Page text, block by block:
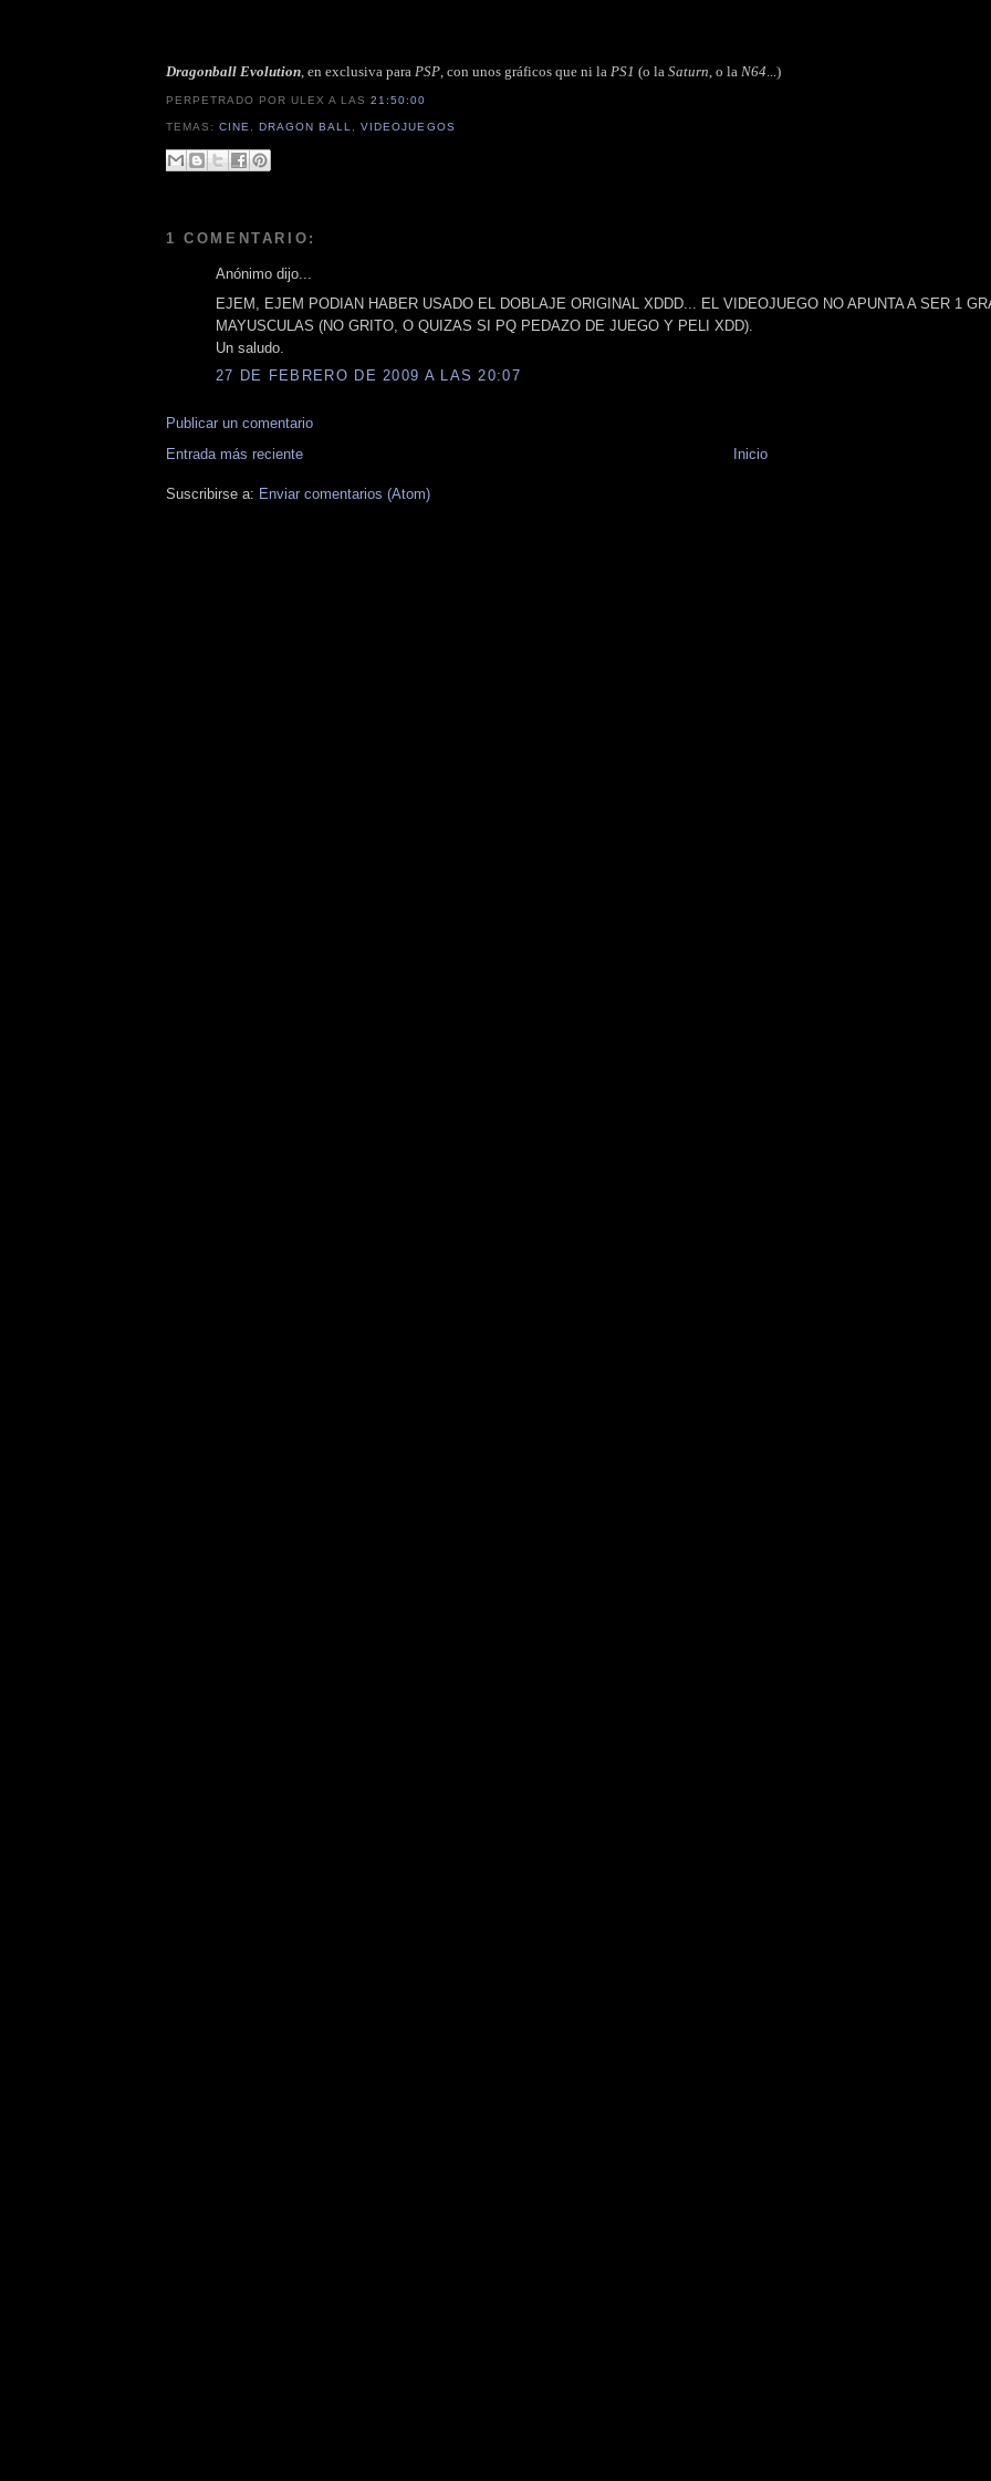
Dragonball Evolution, en exclusiva para PSP, con unos gráficos que ni la PS1 (o la Saturn, o la N64...)
PERPETRADO POR ULEXA LAS21:50:00
TEMAS:CINE ,DRAGON BALL ,VIDEOJUEGOS
1 COMENTARIO:
Anónimo dijo...
EJEM, EJEM PODIAN HABER USADO EL DOBLAJE ORIGINAL XDDD... EL VIDEOJUEGO NO APUNTA A SER 1
MAYUSCULAS (NO GRITO, O QUIZAS SI PQ PEDAZO DE JUEGO Y PELI XDD).
Un saludo.
27 DE FEBRERO DE 2009 A LAS 20:07
Publicar un comentario
Entrada más reciente
Inicio
Suscribirse a: Enviar comentarios (Atom)